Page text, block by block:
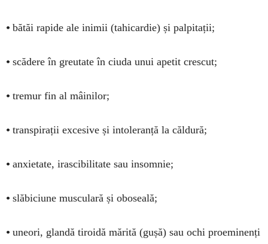
• bătăi rapide ale inimii (tahicardie) și palpitații;
• scădere în greutate în ciuda unui apetit crescut;
• tremur fin al mâinilor;
• transpirații excesive și intoleranță la căldură;
• anxietate, irascibilitate sau insomnie;
• slăbiciune musculară și oboseală;
• uneori, glandă tiroidă mărită (gușă) sau ochi proeminenți